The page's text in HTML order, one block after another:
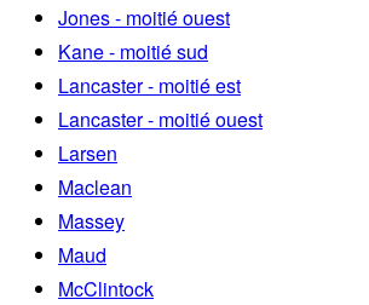
Jones - moitié ouest
Kane - moitié sud
Lancaster - moitié est
Lancaster - moitié ouest
Larsen
Maclean
Massey
Maud
McClintock